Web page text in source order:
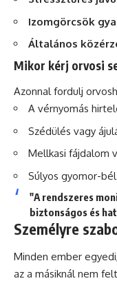
Izomgörcsök
Általános
Mikor kérj orvosi
Azonnal fordulj
A vérnyomás
Szédülés vagy
Mellkasi fájdalom
Súlyos gyomor-
"A rendszeres
biztonságos és
Személyre
Minden ember
az a másiknál nem